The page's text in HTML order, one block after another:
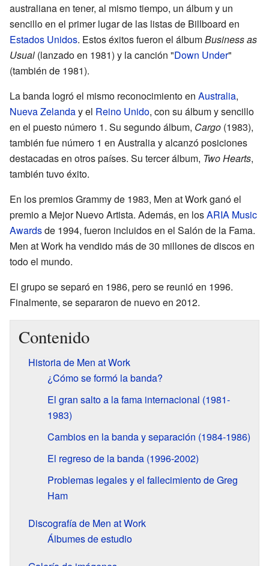
australiana en tener, al mismo tiempo, un álbum y un
sencillo en el primer lugar de las listas de Billboard en
Estados Unidos. Estos éxitos fueron el álbumBusiness as
Usual (lanzado en 1981) y la canción "Down Under"
(también de 1981).
La banda logró el mismo reconocimiento en Australia,
Nueva Zelanday el Reino Unido, con su álbum y sencillo
en el puesto número 1. Su segundo álbum, Cargo (1983),
también fue número 1 en Australia y alcanzó posiciones
destacadas en otros países. Su tercer álbum, Two Hearts,
también tuvo éxito.
En los premios Grammy de 1983, Men at Work ganó el
premio a Mejor Nuevo Artista. Además, en losARIA Music
Awardsde 1994, fueron incluidos en el Salón de la Fama.
Men at Work ha vendido más de 30 millones de discos en
todo el mundo.
El grupo se separó en 1986, pero se reunió en 1996.
Finalmente, se separaron de nuevo en 2012.
Contenido
Historia de Men at Work
¿Cómo se formó la banda?
El gran salto a la fama internacional (1981-
1983)
Cambios en la banda y separación (1984-1986)
El regreso de la banda (1996-2002)
Problemas legales y el fallecimiento de Greg
Ham
Discografía de Men at Work
Álbumes de estudio